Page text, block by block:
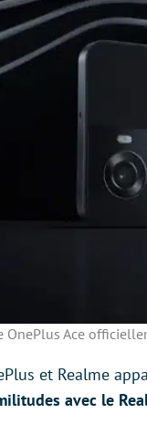
OnePlus Ace
et Realme
avec le